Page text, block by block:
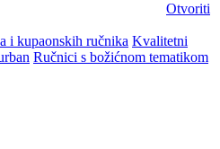
Otvoriti
i kupaonskih ručnika Kvalitetni
Ručnici s božićnom tematikom